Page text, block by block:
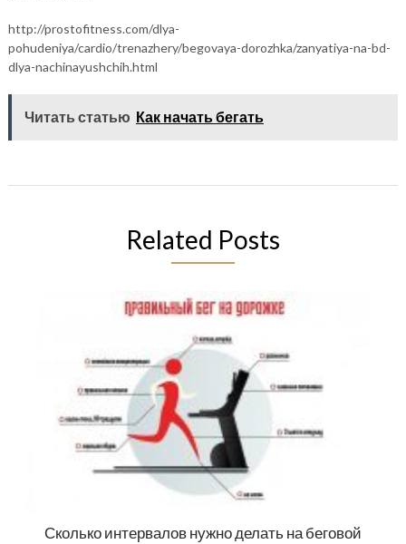
http://prostofitness.com/dlya-
pohudeniya/cardio/trenazhery/begovaya-dorozhka/zanyatiya-na-bd-
dlya-nachinayushchih.html
Читать статью Как начать бегать
Related Posts
Сколько интервалов нужно делать на беговой